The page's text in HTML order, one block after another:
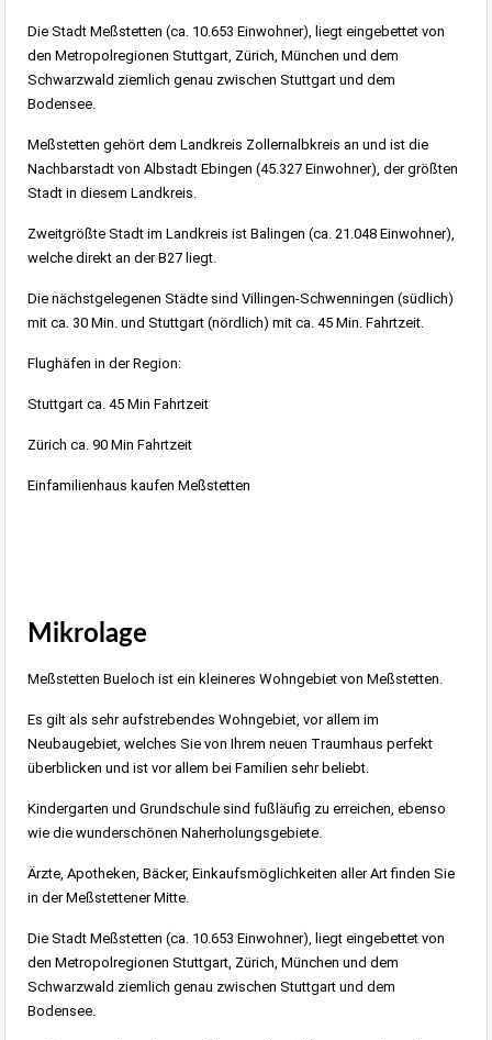
Die Stadt Meßstetten (ca. 10.653 Einwohner), liegt eingebettet von
den Metropolregionen Stuttgart, Zürich, München und dem
Schwarzwald ziemlich genau zwischen Stuttgart und dem
Bodensee.
Meßstetten gehört dem Landkreis Zollernalbkreis an und ist die
Nachbarstadt von Albstadt Ebingen (45.327 Einwohner), der größten
Stadt in diesem Landkreis.
Zweitgrößte Stadt im Landkreis ist Balingen (ca. 21.048 Einwohner),
welche direkt an der B27 liegt.
Die nächstgelegenen Städte sind Villingen-Schwenningen (südlich)
mit ca. 30 Min. und Stuttgart (nördlich) mit ca. 45 Min. Fahrtzeit.
Flughäfen in der Region:
Stuttgart ca. 45 Min Fahrtzeit
Zürich ca. 90 Min Fahrtzeit
Einfamilienhaus kaufen Meßstetten
Mikrolage
Meßstetten Bueloch ist ein kleineres Wohngebiet von Meßstetten.
Es gilt als sehr aufstrebendes Wohngebiet, vor allem im
Neubaugebiet, welches Sie von Ihrem neuen Traumhaus perfekt
überblicken und ist vor allem bei Familien sehr beliebt.
Kindergarten und Grundschule sind fußläufig zu erreichen, ebenso
wie die wunderschönen Naherholungsgebiete.
Ärzte, Apotheken, Bäcker, Einkaufsmöglichkeiten aller Art finden Sie
in der Meßstettener Mitte.
Die Stadt Meßstetten (ca. 10.653 Einwohner), liegt eingebettet von
den Metropolregionen Stuttgart, Zürich, München und dem
Schwarzwald ziemlich genau zwischen Stuttgart und dem
Bodensee.